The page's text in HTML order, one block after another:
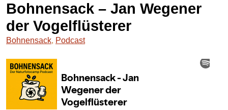
Bohnensack – Jan Wegener
der Vogelflüsterer
Bohnensack, Podcast